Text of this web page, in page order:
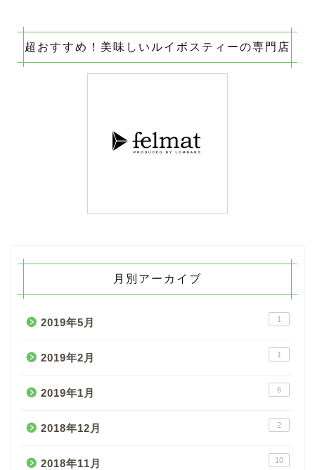
超おすすめ！美味しいルイボスティーの専門店
月別アーカイブ
2019年5月 1
2019年2月 1
2019年1月 6
2018年12月 2
2018年11月 10